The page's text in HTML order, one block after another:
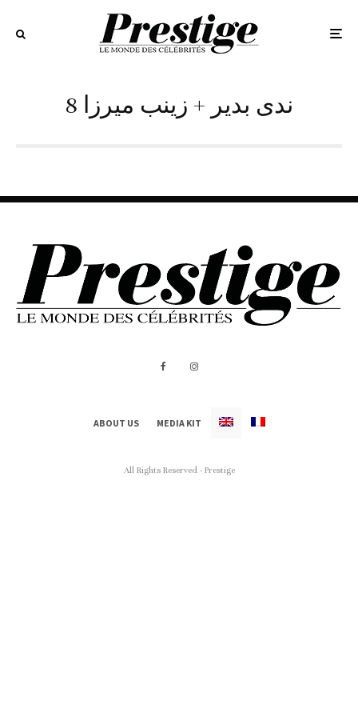
8 ندى بدير + زينب ميرزا
ABOUT US MEDIA KIT
All Rights Reserved - Prestige